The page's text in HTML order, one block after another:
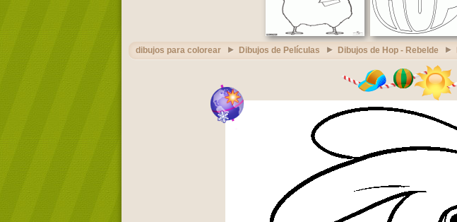
dibujos para colorear Dibujos de Películas Dibujos de Hop - Rebelde